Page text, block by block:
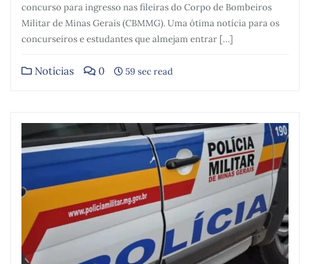
concurso para ingresso nas fileiras do Corpo de Bombeiros
Militar de Minas Gerais (CBMMG). Uma ótima notícia para os
concurseiros e estudantes que almejam entrar […]
Notícias 0 59 sec read